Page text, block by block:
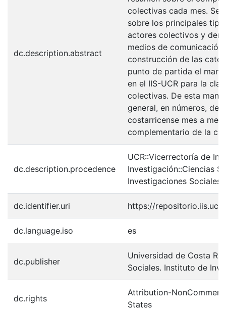
dc.description.abstract
colectivas cada mes. Se
sobre los principales
actores colectivos y
medios de
construcción de las
punto de partida el
en el IIS-UCR para la
colectivas. De esta
general, en números, de
costarricense mes a
complementario de la
dc.description.procedence
UCR::Vicerrectoría de
Investigación::Ciencias
Investigaciones Sociales
dc.identifier.uri https://
dc.language.iso es
dc.publisher
Universidad de Costa
Sociales. Instituto de
dc.rights
Attribution-
States